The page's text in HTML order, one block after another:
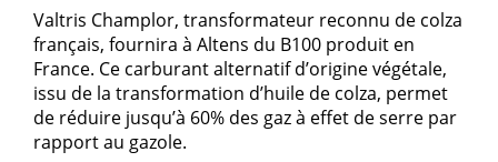
Valtris Champlor, transformateur reconnu de colza
français, fournira à Altens du B100 produit en
France. Ce carburant alternatif d’origine végétale,
issu de la transformation d’huile de colza, permet
de réduire jusqu’à 60% des gaz à effet de serre par
rapport au gazole.